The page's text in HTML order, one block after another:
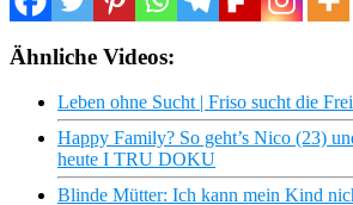
Ähnliche Videos:
Leben ohne Sucht | Friso sucht die
Happy Family? So geht’s Nico (23)
heute I TRU DOKU
Blinde Mütter: Ich kann mein Kind